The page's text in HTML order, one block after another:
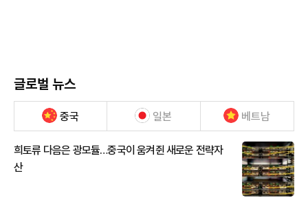
글로벌 뉴스
중국 일본 베트남
희토류 다음은 광모듈…중국이 움켜쥔 새로운 전략자
산